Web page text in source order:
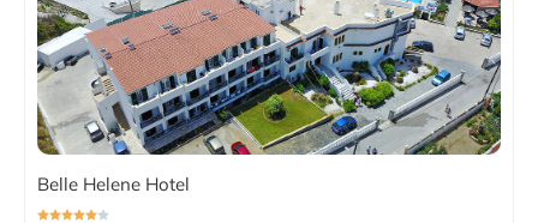
Belle Helene Hotel